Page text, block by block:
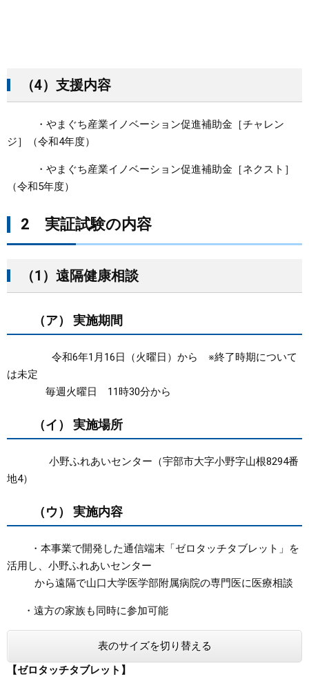
（4）支援内容
・やまぐち産業イノベーション促進補助金［チャレン
ジ］（令和4年度）
・やまぐち産業イノベーション促進補助金［ネクスト］
（令和5年度）
2 実証試験の内容​
（1）遠隔健康相談
（ア） 実施期間
令和6年1月16日（火曜日）から ※終了時期について
は未定
毎週火曜日 11時30分から
（イ） 実施場所
小野ふれあいセンター（宇部市大字小野字山根8294番
地4）
（ウ） 実施内容
・本事業で開発した通信端末「ゼロタッチタブレット」を
活用し、小野ふれあいセンター
から遠隔で山口大学医学部附属病院の専門医に医療相談
・遠方の家族も同時に参加可能
表のサイズを切り替える
【ゼロタッチタブレット】